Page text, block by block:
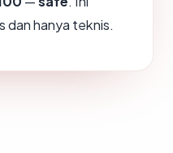
dan hanya teknis.